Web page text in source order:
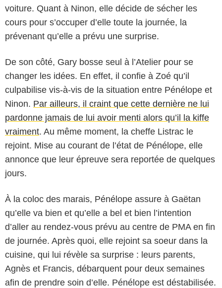
voiture. Quant à Ninon, elle décide de sécher les
cours pour s’occuper d’elle toute la journée, la
prévenant qu’elle a prévu une surprise.
De son côté, Gary bosse seul à l’Atelier pour se
changer les idées. En effet, il confie à Zoé qu’il
culpabilise vis-à-vis de la situation entre Pénélope et
Ninon. Par ailleurs, il craint que cette dernière ne lui
pardonne jamais de lui avoir menti alors qu’il la kiffe
vraiment. Au même moment, la cheffe Listrac le
rejoint. Mise au courant de l’état de Pénélope, elle
annonce que leur épreuve sera reportée de quelques
jours.
À la coloc des marais, Pénélope assure à Gaëtan
qu’elle va bien et qu’elle a bel et bien l’intention
d’aller au rendez-vous prévu au centre de PMA en fin
de journée. Après quoi, elle rejoint sa soeur dans la
cuisine, qui lui révèle sa surprise : leurs parents,
Agnès et Francis, débarquent pour deux semaines
afin de prendre soin d’elle. Pénélope est déstabilisée.